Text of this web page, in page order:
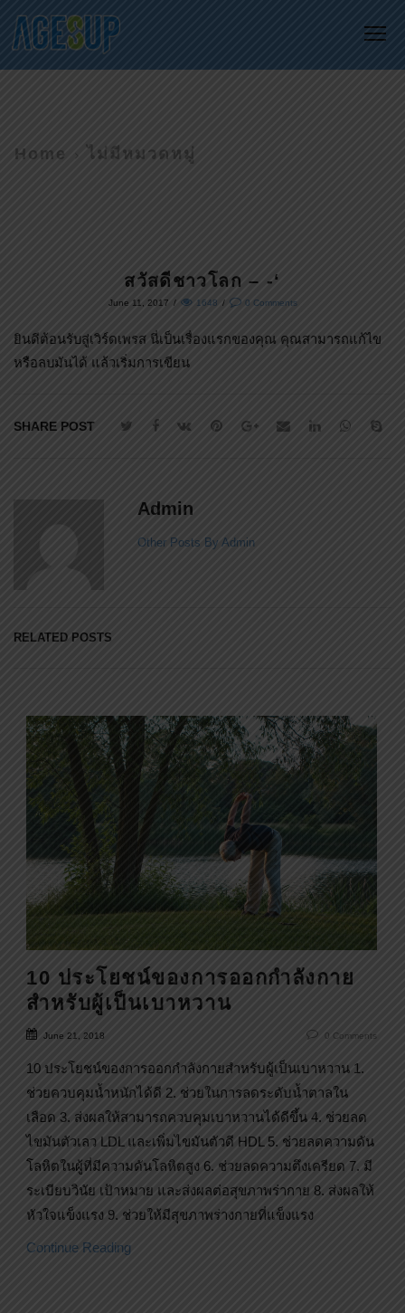
Home ไม่มีหมวดหมู่
สวัสดีชาวโลก – -‘
June 11, 2017 / 1648 / 0 Comments
ยินดีต้อนรับสู่เวิร์ดเพรส นี่เป็นเรื่องแรกของคุณ คุณสามารถแก้ไข
หรือลบมันได้ แล้วเริ่มการเขียน
SHARE POST
Admin
Other Posts By Admin
RELATED POSTS
10 ประโยชน์ของการออกกำลังกาย
สำหรับผู้เป็นเบาหวาน
June 21, 2018 0 Comments
10 ประโยชน์ของการออกกำลังกายสำหรับผู้เป็นเบาหวาน 1.
ช่วยควบคุมน้ำหนักได้ดี 2. ช่วยในการลดระดับน้ำตาลใน
เลือด 3. ส่งผลให้สามารถควบคุมเบาหวานได้ดีขึ้น 4. ช่วยลด
ไขมันตัวเลว LDL และเพิ่มไขมันตัวดี HDL 5. ช่วยลดความดัน
โลหิตในผู้ที่มีความดันโลหิตสูง 6. ช่วยลดความตึงเครียด 7. มี
ระเบียบวินัย เป้าหมาย และส่งผลต่อสุขภาพร่ากาย 8. ส่งผลให้
หัวใจแข็งแรง 9. ช่วยให้มีสุขภาพร่างกายที่แข็งแรง
Continue Reading